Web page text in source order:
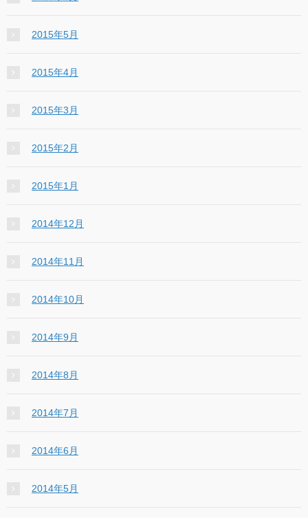
2015年5月
2015年4月
2015年3月
2015年2月
2015年1月
2014年12月
2014年11月
2014年10月
2014年9月
2014年8月
2014年7月
2014年6月
2014年5月